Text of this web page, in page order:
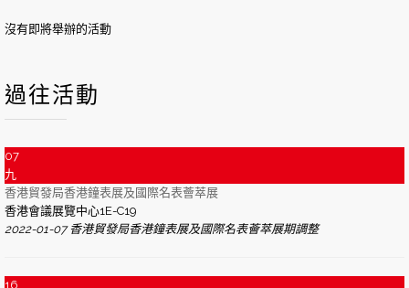
沒有即將舉辦的活動
過往活動
07
九
香港貿發局香港鐘表展及國際名表薈萃展
香港會議展覽中心1E-C19
2022-01-07 香港貿發局香港鐘表展及國際名表薈萃展期調整
16